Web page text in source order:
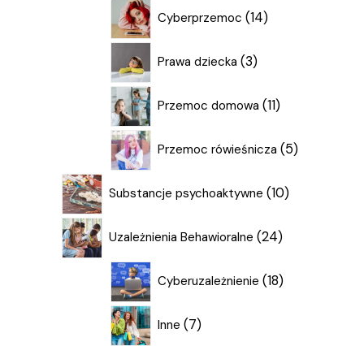
Cyberprzemoc 14
14
produktów
Prawa dziecka 3
3
produkty
Przemoc domowa 11
11
produktów
Przemoc rówieśnicza 5
5
produktów
Substancje psychoaktywne 10
10
produktów
Uzależnienia Behawioralne 24
24
produkty
Cyberuzależnienie 18
18
produktów
Inne 7
7
produktów